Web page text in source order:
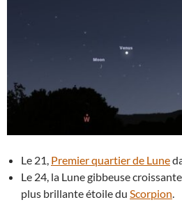
Le 21, Premier quartier de Lune
Le 24, la Lune gibbeuse
plus brillante étoile du Scorpion.